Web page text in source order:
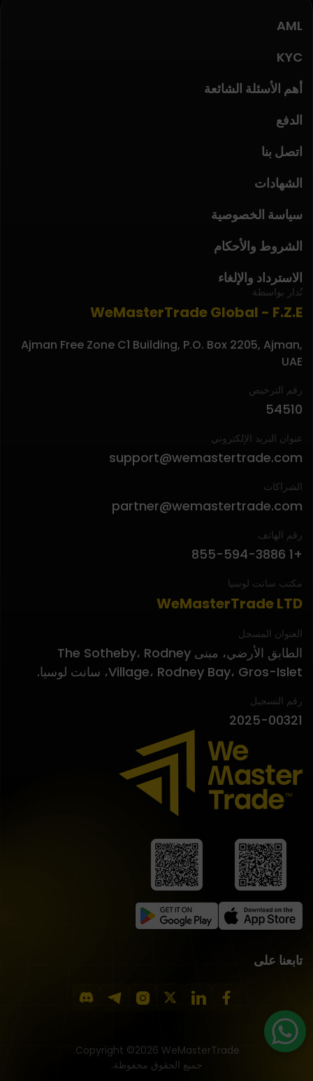
تابعنا على
Copyright ©2026 WeMasterTrade.
جميع الحقوق محفوظة.
تُدار بواسطة
WeMasterTrade Global - F.Z.E
Ajman Free Zone C1 Building, P.O. Box 2205, Ajman,
UAE
رقم الترخيص
54510
عنوان البريد الإلكتروني
support@wemastertrade.com
الشراكات
partner@wemastertrade.com
رقم الهاتف
+1 855-594-3886
مكتب سانت لوسيا
WeMasterTrade LTD
العنوان المسجل
الطابق الأرضي، مبنى The Sotheby، Rodney
Village، Rodney Bay، Gros-Islet، سانت لوسيا.
رقم التسجيل
2025-00321
AML
KYC
أهم الأسئلة الشائعة
الدفع
اتصل بنا
الشهادات
سياسة الخصوصية
الشروط والأحكام
الاسترداد والإلغاء